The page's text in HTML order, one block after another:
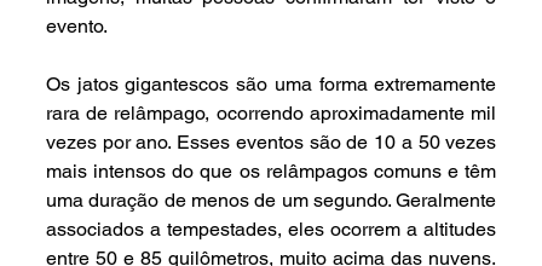
evento.
Os jatos gigantescos são uma forma extremamente
rara de relâmpago, ocorrendo aproximadamente mil
vezes por ano. Esses eventos são de 10 a 50 vezes
mais intensos do que os relâmpagos comuns e têm
uma duração de menos de um segundo. Geralmente
associados a tempestades, eles ocorrem a altitudes
entre 50 e 85 quilômetros, muito acima das nuvens.